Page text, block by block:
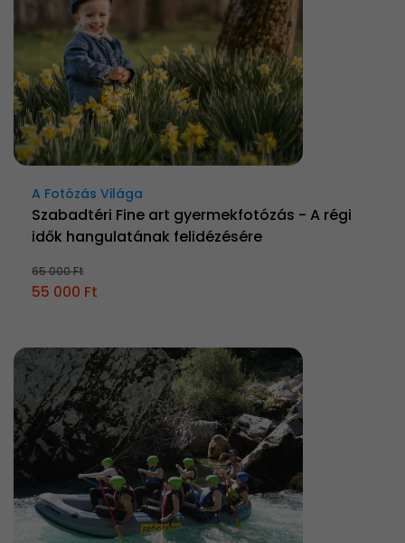
A Fotózás Világa
Szabadtéri Fine art gyermekfotózás - A régi
idők hangulatának felidézésére
65 000 Ft
55 000 Ft